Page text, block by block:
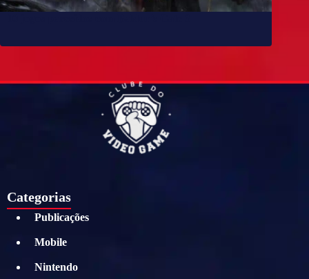
Categorias
Publicações
Mobile
Nintendo